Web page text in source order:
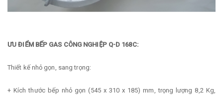
ƯU ĐIỂM BẾP GAS CÔNG NGHIỆP Q-D 168C:
Thiết kế nhỏ gọn, sang trọng:
+ Kích thước bếp nhỏ gọn (545 x 310 x 185) mm, trọng lượng 8,2 Kg,